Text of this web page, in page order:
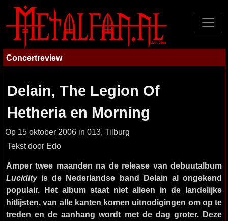
Concertreview
Delain, The Legion Of
Hetheria en Morning
Op 15 oktober 2006 in 013, Tilburg
Tekst door Edo
Amper twee maanden na de release van debuutalbum
Lucidityis de Nederlandse band Delain al ongekend
populair. Het album staat niet alleen in de landelijke
hitlijsten, van alle kanten komen uitnodigingen om op te
treden en de aanhang wordt met de dag groter. Deze